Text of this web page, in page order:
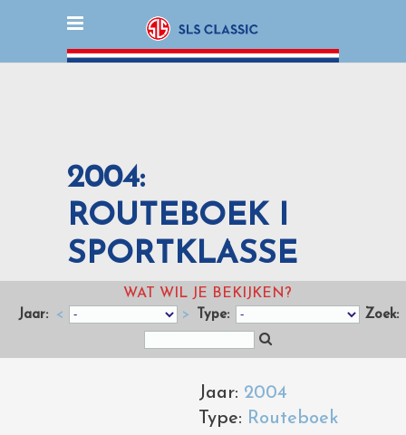
2004:
ROUTEBOEK I
SPORTKLASSE
WAT WIL JE BEKIJKEN?
Jaar: < > Type: Zoek:
Jaar: 2004
Type: Routeboek